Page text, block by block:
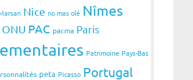
Nice no mas olé Nîmes
ONU PAC pacma Paris
Patrimoine Pays-Bas
peta Picasso Portugal